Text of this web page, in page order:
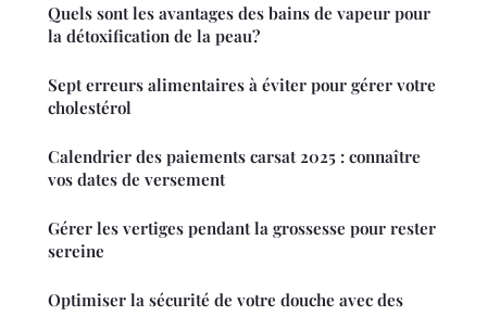
Quels sont les avantages des bains de vapeur pour
la détoxification de la peau?
Sept erreurs alimentaires à éviter pour gérer votre
cholestérol
Calendrier des paiements carsat 2025 : connaître
vos dates de versement
Gérer les vertiges pendant la grossesse pour rester
sereine
Optimiser la sécurité de votre douche avec des